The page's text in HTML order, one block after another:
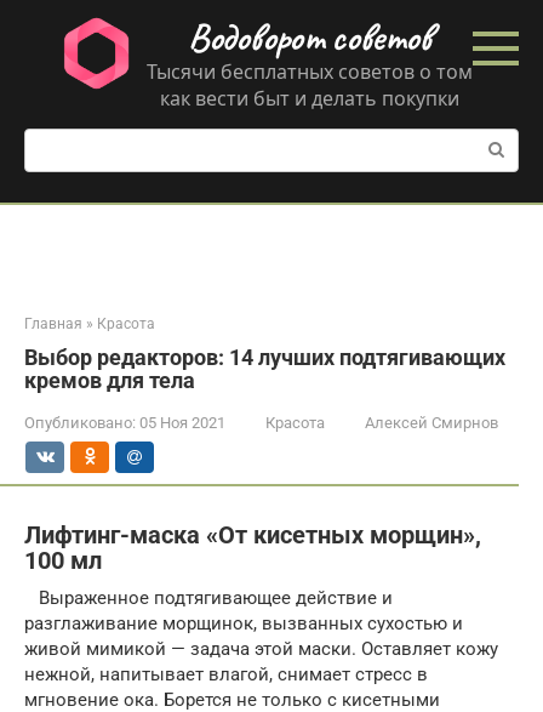
контенту
Водоворот советов
Тысячи бесплатных советов о том
как вести быт и делать покупки
Поиск:
Главная » Красота
Выбор редакторов: 14 лучших подтягивающих
кремов для тела
Опубликовано: 05 Ноя 2021 Красота Алексей Смирнов
Лифтинг-маска «От кисетных морщин»,
100 мл
Выраженное подтягивающее действие и
разглаживание морщинок, вызванных сухостью и
живой мимикой — задача этой маски. Оставляет кожу
нежной, напитывает влагой, снимает стресс в
мгновение ока. Борется не только с кисетными